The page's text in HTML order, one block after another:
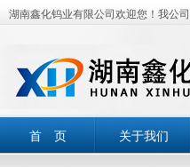
湖南鑫化钨业有限公司欢迎您！我公司
首 页 关于我们